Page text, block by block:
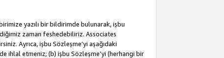
yazılı bir bildirimde bulunarak, işbu
zaman feshedebiliriz. Associates
Ayrıca, işbu Sözleşme’yi aşağıdaki
ihlal etmeniz; (b) işbu Sözleşme’yi (herhangi bir